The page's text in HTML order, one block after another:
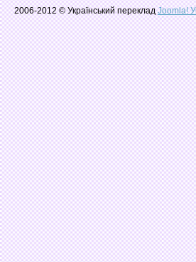
2006-2012 © Український перекладJoomla!